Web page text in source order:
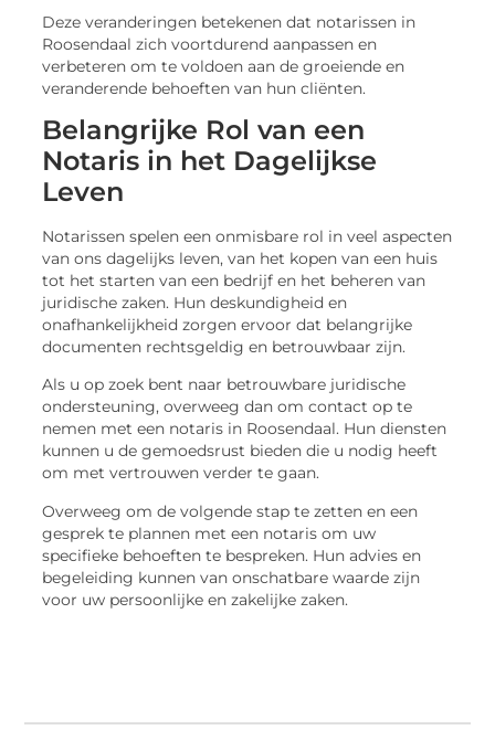
Deze veranderingen betekenen dat notarissen in
Roosendaal zich voortdurend aanpassen en
verbeteren om te voldoen aan de groeiende en
veranderende behoeften van hun cliënten.
Belangrijke Rol van een
Notaris in het Dagelijkse
Leven
Notarissen spelen een onmisbare rol in veel aspecten
van ons dagelijks leven, van het kopen van een huis
tot het starten van een bedrijf en het beheren van
juridische zaken. Hun deskundigheid en
onafhankelijkheid zorgen ervoor dat belangrijke
documenten rechtsgeldig en betrouwbaar zijn.
Als u op zoek bent naar betrouwbare juridische
ondersteuning, overweeg dan om contact op te
nemen met een notaris in Roosendaal. Hun diensten
kunnen u de gemoedsrust bieden die u nodig heeft
om met vertrouwen verder te gaan.
Overweeg om de volgende stap te zetten en een
gesprek te plannen met een notaris om uw
specifieke behoeften te bespreken. Hun advies en
begeleiding kunnen van onschatbare waarde zijn
voor uw persoonlijke en zakelijke zaken.